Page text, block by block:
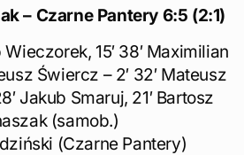
– Czarne Pantery 6:5 (2:1)
Wieczorek, 15′ 38′ Maximilian
Świercz – 2′ 32′ Mateusz
Jakub Smaruj, 21′ Bartosz
(samob.)
(Czarne Pantery)